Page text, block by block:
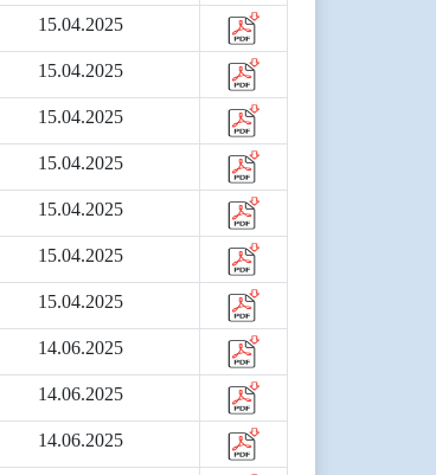
15.04.2025
15.04.2025
15.04.2025
15.04.2025
15.04.2025
15.04.2025
15.04.2025
14.06.2025
14.06.2025
14.06.2025